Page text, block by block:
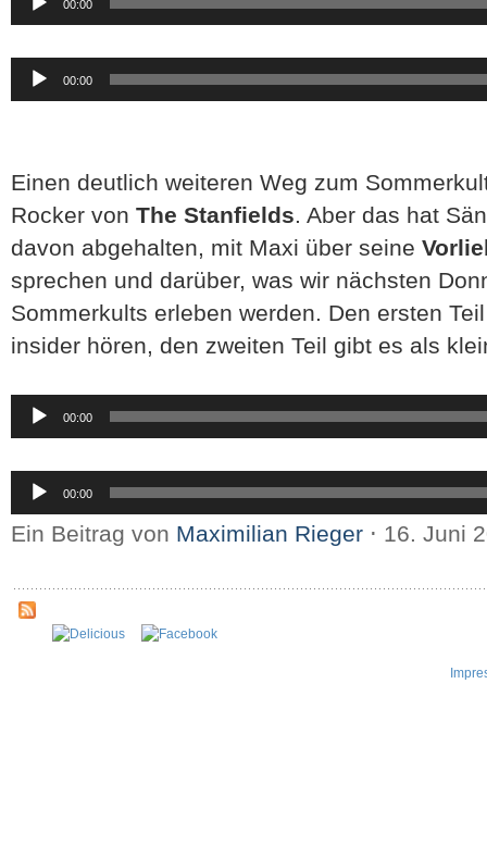
Player
00:00
Audio-
Player
00:00
Einen deutlich weiteren Weg zum
Rocker von The Stanfields. Aber das hat
davon abgehalten, mit Maxi über seine
sprechen und darüber, was wir nächsten
Sommerkults erleben werden. Den ersten
insider hören, den zweiten Teil gibt es als
Audio-
Player
00:00
Audio-
Player
00:00
Ein Beitrag von Maximilian Rieger ⋅ 16. Juni